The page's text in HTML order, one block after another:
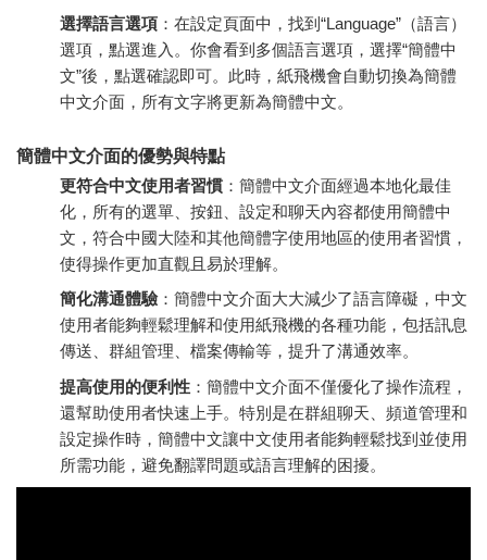
選擇語言選項 ：在設定頁面中，找到“Language”（語言）
選項，點選進入。你會看到多個語言選項，選擇“簡體中
文”後，點選確認即可。此時，紙飛機會自動切換為簡體
中文介面，所有文字將更新為簡體中文。
簡體中文介面的優勢與特點
更符合中文使用者習慣 ：簡體中文介面經過本地化最佳
化，所有的選單、按鈕、設定和聊天內容都使用簡體中
文，符合中國大陸和其他簡體字使用地區的使用者習慣，
使得操作更加直觀且易於理解。
簡化溝通體驗：簡體中文介面大大減少了語言障礙，中文
使用者能夠輕鬆理解和使用紙飛機的各種功能，包括訊息
傳送、群組管理、檔案傳輸等，提升了溝通效率。
提高使用的便利性 ：簡體中文介面不僅優化了操作流程，
還幫助使用者快速上手。特別是在群組聊天、頻道管理和
設定操作時，簡體中文讓中文使用者能夠輕鬆找到並使用
所需功能，避免翻譯問題或語言理解的困擾。